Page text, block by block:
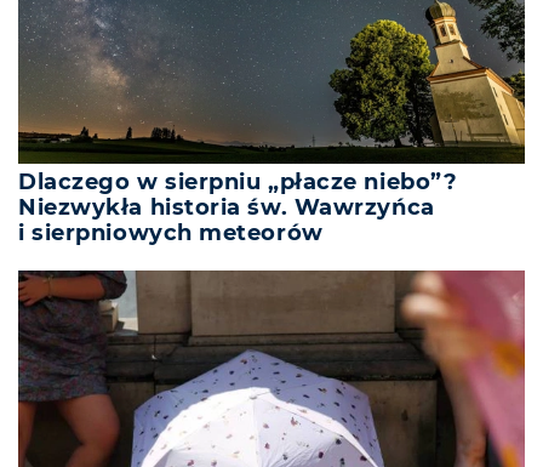
Dlaczego w sierpniu „płacze niebo”?
Niezwykła historia św. Wawrzyńca
i sierpniowych meteorów